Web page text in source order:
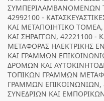
ΣΥΜΠΕΡΙΛΑΜΒΑΝΟΜΕΝΩΝ
42992100 -
ΚΑΙ ΜΕΤΑΠΟΙΗΤΙΚΟ
ΚΑΙ ΣΗΡΑΓΓΩΝ, 42221100
ΜΕΤΑΦΟΡΑΣ ΗΛΕΚΤΡΙΚΗΣ
ΚΑΙ ΓΡΑΜΜΩΝ
ΔΡΟΜΩΝ ΚΑΙ
ΤΟΠΙΚΩΝ ΓΡΑΜΜΩΝ
ΓΡΑΜΜΩΝ ΕΠΙΚΟΙΝΩΝΙΩΝ,
ΣΥΝΕΔΡΙΩΝ ΚΑΙ